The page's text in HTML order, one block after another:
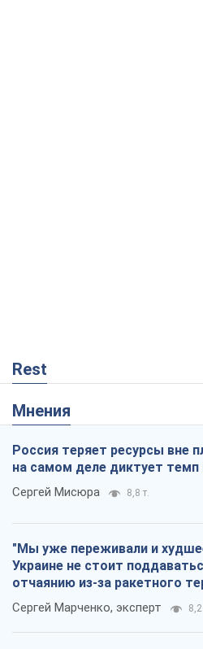
Rest
Мнения
Россия теряет ресурсы вне
на самом деле диктует темп
Сергей Мисюра 8,8 т.
"Мы уже переживали и
Украине не стоит
отчаянию из-за ракетного
Сергей Марченко, эксперт 8,2